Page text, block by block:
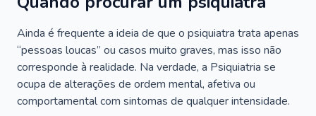
Ainda é frequente a ideia de que o psiquiatra trata apenas
“pessoas loucas” ou casos muito graves, mas isso não
corresponde à realidade. Na verdade, a Psiquiatria se
ocupa de alterações de ordem mental, afetiva ou
comportamental com sintomas de qualquer intensidade.